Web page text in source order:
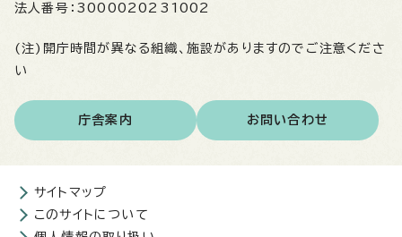
法人番号： 3000020231002
(注)開庁時間が異なる組織、施設がありますのでご注意くださ
い
庁舎案内 お問い合わせ
サイトマップ
このサイトについて